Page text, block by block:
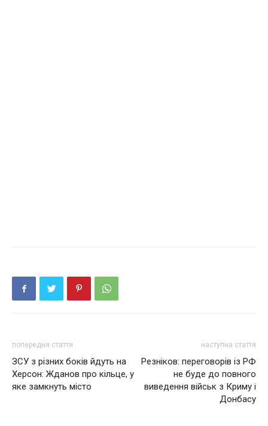
попередня стаття
ЗСУ з різних боків йдуть на
Херсон: Жданов про кільце, у
яке замкнуть місто
наступна стаття
Резніков: переговорів із РФ
не буде до повного
виведення вiйcьк з Криму і
Донбасу